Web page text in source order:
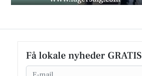
Få lokale nyheder GRATIS
Email